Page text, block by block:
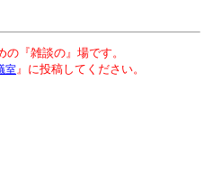
『雑談の』場です。
室』に投稿してください。